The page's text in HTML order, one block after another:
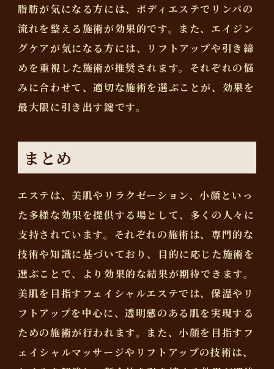
脂肪が気になる方には、ボディエステでリンパの
流れを整える施術が効果的です。また、エイジン
グケアが気になる方には、リフトアップや引き締
めを重視した施術が推奨されます。それぞれの悩
みに合わせて、適切な施術を選ぶことが、効果を
最大限に引き出す鍵です。
まとめ
エステは、美肌やリラクゼーション、小顔といっ
た多様な効果を提供する場として、多くの人々に
支持されています。それぞれの施術は、専門的な
技術や知識に基づいており、目的に応じた施術を
選ぶことで、より効果的な結果が期待できます。
美肌を目指すフェイシャルエステでは、保湿やリ
フトアップを中心に、透明感のある肌を実現する
ための施術が行われます。また、小顔を目指すフ
ェイシャルマッサージやリフトアップの技術は、